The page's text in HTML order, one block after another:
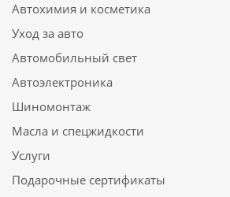
Автохимия и косметика
Уход за авто
Автомобильный свет
Автоэлектроника
Шиномонтаж
Масла и спецжидкости
Услуги
Подарочные сертификаты